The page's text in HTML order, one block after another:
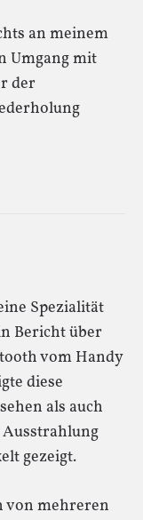
an meinem
Umgang mit
der
Spezialität
Bericht über
vom Handy
diese
als auch
Ausstrahlung
gezeigt.
von mehreren